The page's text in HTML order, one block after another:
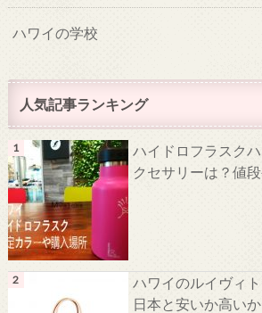
ハワイの学校
人気記事ランキング
ハイドロフラスク
クセサリーは？値
ハワイのルイヴィ
日本と安いか高い